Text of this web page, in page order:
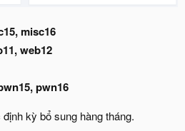
misc16
web12
pwn16
kỳ bổ sung hàng tháng.